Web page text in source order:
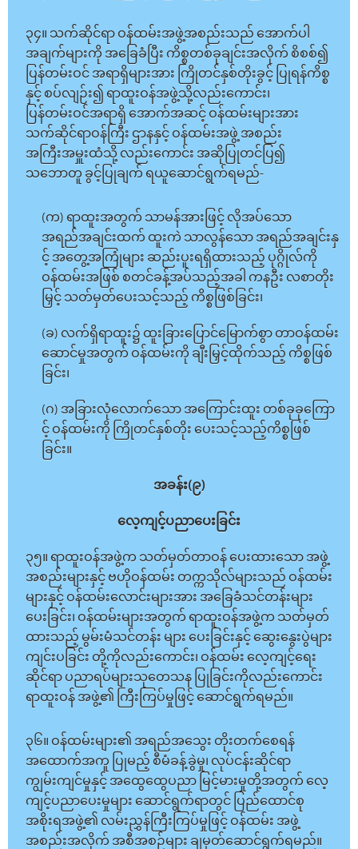
၃၄။ သက်ဆိုင်ရာ ဝန်ထမ်းအဖွဲ့အစည်းသည် အောက်ပါ
အချက်များကို အခြေခံပြီး ကိစ္စတစ်ခုချင်းအလိုက် စိစစ်၍
ပြန်တမ်းဝင် အရာရှိများအား ကြိုတင်နှစ်တိုးခွင့် ပြုရန်ကိစ္စ
နှင့် စပ်လျဉ်း၍ ရာထူးဝန်အဖွဲ့သို့လည်းကောင်း၊
ပြန်တမ်းဝင်အရာရှိ အောက်အဆင့် ဝန်ထမ်းများအား
သက်ဆိုင်ရာဝန်ကြီး ဌာနနှင့် ဝန်ထမ်းအဖွဲ့ အစည်း
အကြီးအမှူးထံသို့ လည်းကောင်း အဆိုပြုတင်ပြ၍
သဘောတူ ခွင့်ပြုချက် ရယူဆောင်ရွက်ရမည်-
(က) ရာထူးအတွက် သာမန်အားဖြင့် လိုအပ်သော
အရည်အချင်းထက် ထူးကဲ သာလွန်သော အရည်အချင်းနှ
င့် အတွေ့အကြုံများ ဆည်းပူးရရှိထားသည့် ပုဂ္ဂိုလ်ကို
ဝန်ထမ်းအဖြစ် စတင်ခန့်အပ်သည့်အခါ ကနဦး လစာတိုး
မြှင့် သတ်မှတ်ပေးသင့်သည့် ကိစ္စဖြစ်ခြင်း၊
(ခ) လက်ရှိရာထူး၌ ထူးခြားပြောင်မြောက်စွာ တာဝန်ထမ်း
ဆောင်မှုအတွက် ဝန်ထမ်းကို ချီးမြှင့်ထိုက်သည့် ကိစ္စဖြစ်
ခြင်း၊
(ဂ) အခြားလုံလောက်သော အကြောင်းထူး တစ်ခုခုကြော
င့် ဝန်ထမ်းကို ကြိုတင်နှစ်တိုး ပေးသင့်သည့်ကိစ္စဖြစ်
ခြင်း။
အခန်း(၉)
လေ့ကျင့်ပညာပေးခြင်း
၃၅။ ရာထူးဝန်အဖွဲ့က သတ်မှတ်တာဝန် ပေးထားသော အဖွဲ့
အစည်းများနှင့် ဗဟိုဝန်ထမ်း တက္ကသိုလ်များသည် ဝန်ထမ်း
များနှင့် ဝန်ထမ်းလောင်းများအား အခြေခံသင်တန်းများ
ပေးခြင်း၊ ဝန်ထမ်းများအတွက် ရာထူးဝန်အဖွဲ့က သတ်မှတ်
ထားသည့် မွမ်းမံသင်တန်း များ ပေးခြင်းနှင့် ဆွေးနွေးပွဲများ
ကျင်းပခြင်း တို့ကိုလည်းကောင်း၊ ဝန်ထမ်း လေ့ကျင့်ရေး
ဆိုင်ရာ ပညာရပ်များသုတေသန ပြုခြင်းကိုလည်းကောင်း
ရာထူးဝန် အဖွဲ့၏ ကြီးကြပ်မှုဖြင့် ဆောင်ရွက်ရမည်။
၃၆။ ဝန်ထမ်းများ၏ အရည်အသွေး တိုးတက်စေရန်
အထောက်အကူ ပြုမည့် စီမံခန့်ခွဲမှု၊ လုပ်ငန်းဆိုင်ရာ
ကျွမ်းကျင်မှုနှင့် အထွေထွေပညာ မြင့်မားမှုတို့အတွက် လေ့
ကျင့်ပညာပေးမှုများ ဆောင်ရွက်ရာတွင် ပြည်ထောင်စု
အစိုးရအဖွဲ့၏ လမ်းညွှန်ကြီးကြပ်မှုဖြင့် ဝန်ထမ်း အဖွဲ့
အစည်းအလိုက် အစီအစဉ်များ ချမှတ်ဆောင်ရွက်ရမည်။